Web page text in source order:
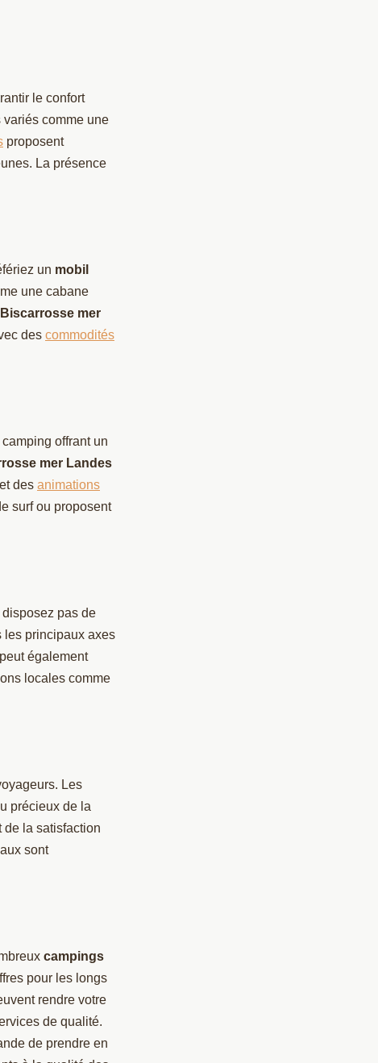
le confort
comme une
proposent
La présence
un mobil
une cabane
mer
des commodités
offrant un
mer Landes
des animations
surf ou proposent
pas de
les principaux axes
également
locales comme
Les
précieux de la
de la satisfaction
sont
campings
pour les longs
rendre votre
de qualité.
de prendre en